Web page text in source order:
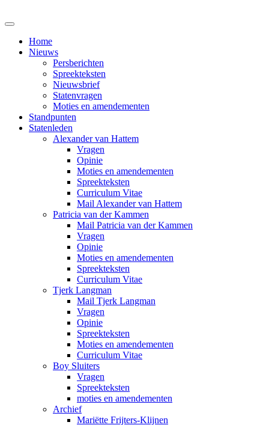
Home
Nieuws
Persberichten
Spreekteksten
Nieuwsbrief
Statenvragen
Moties en amendementen
Standpunten
Statenleden
Alexander van Hattem
Vragen
Opinie
Moties en amendementen
Spreekteksten
Curriculum Vitae
Mail Alexander van Hattem
Patricia van der Kammen
Mail Patricia van der Kammen
Vragen
Opinie
Moties en amendementen
Spreekteksten
Curriculum Vitae
Tjerk Langman
Mail Tjerk Langman
Vragen
Opinie
Spreekteksten
Moties en amendementen
Curriculum Vitae
Boy Sluiters
Vragen
Spreekteksten
moties en amendementen
Archief
Mariëtte Frijters-Klijnen